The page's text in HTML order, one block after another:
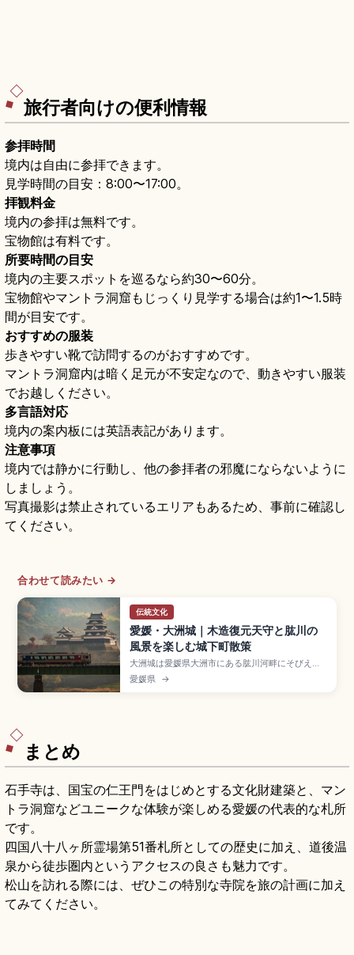
旅行者向けの便利情報
参拝時間
境内は自由に参拝できます。
見学時間の目安：8:00〜17:00。
拝観料金
境内の参拝は無料です。
宝物館は有料です。
所要時間の目安
境内の主要スポットを巡るなら約30〜60分。
宝物館やマントラ洞窟もじっくり見学する場合は約1〜1.5時
間が目安です。
おすすめの服装
歩きやすい靴で訪問するのがおすすめです。
マントラ洞窟内は暗く足元が不安定なので、動きやすい服装
でお越しください。
多言語対応
境内の案内板には英語表記があります。
注意事項
境内では静かに行動し、他の参拝者の邪魔にならないように
しましょう。
写真撮影は禁止されているエリアもあるため、事前に確認し
てください。
合わせて読みたい →
伝統文化
愛媛・大洲城｜木造復元天守と肱川の
風景を楽しむ城下町散策
大洲城は愛媛県大洲市にある肱川河畔にそびえる
「伊予の小京都」のシンボルで、2004年に戦後
初の四重四階の木造復元天守として再建された名
愛媛県 →
まとめ
石手寺は、国宝の仁王門をはじめとする文化財建築と、マン
トラ洞窟などユニークな体験が楽しめる愛媛の代表的な札所
です。
四国八十八ヶ所霊場第51番札所としての歴史に加え、道後温
泉から徒歩圏内というアクセスの良さも魅力です。
松山を訪れる際には、ぜひこの特別な寺院を旅の計画に加え
てみてください。